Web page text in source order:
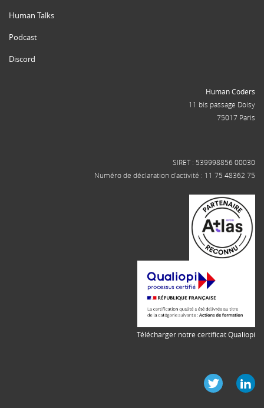
Human Talks
Podcast
Discord
Human Coders
11 bis passage Doisy
75017 Paris
SIRET : 539998856 00030
Numéro de déclaration d'activité : 11 75 48362 75
Télécharger notre certificat Qualiopi